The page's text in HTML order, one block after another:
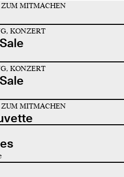
MITMACHEN
KONZERT
KONZERT
MITMACHEN